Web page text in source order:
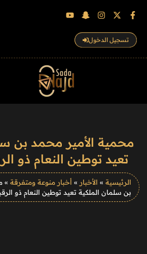
تسجيل الدخول
محمية الأمير محمد بن
تعيد توطين النعام ذو
الرئيسية » الأخبار » أخبار منوعة ومتفرقة »
بن سلمان الملكية تعيد توطين النعام ذو